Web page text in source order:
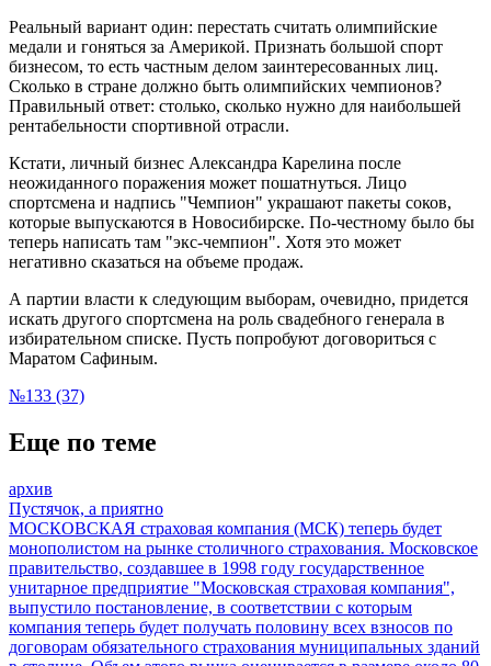
Реальный вариант один: перестать считать олимпийские
медали и гоняться за Америкой. Признать большой спорт
бизнесом, то есть частным делом заинтересованных лиц.
Сколько в стране должно быть олимпийских чемпионов?
Правильный ответ: столько, сколько нужно для наибольшей
рентабельности спортивной отрасли.
Кстати, личный бизнес Александра Карелина после
неожиданного поражения может пошатнуться. Лицо
спортсмена и надпись "Чемпион" украшают пакеты соков,
которые выпускаются в Новосибирске. По-честному было бы
теперь написать там "экс-чемпион". Хотя это может
негативно сказаться на объеме продаж.
А партии власти к следующим выборам, очевидно, придется
искать другого спортсмена на роль свадебного генерала в
избирательном списке. Пусть попробуют договориться с
Маратом Сафиным.
№133 (37)
Еще по теме
архив
Пустячок, а приятно
МОСКОВСКАЯ страховая компания (МСК) теперь будет
монополистом на рынке столичного страхования. Московское
правительство, создавшее в 1998 году государственное
унитарное предприятие "Московская страховая компания",
выпустило постановление, в соответствии с которым
компания теперь будет получать половину всех взносов по
договорам обязательного страхования муниципальных зданий